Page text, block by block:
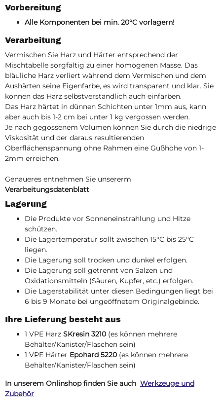
Vorbereitung
Alle Komponenten bei min. 20°C vorlagern!
Verarbeitung
Vermischen Sie Harz und Härter entsprechend der
Mischtabelle sorgfältig zu einer homogenen Masse. Das
bläuliche Harz verliert während dem Vermischen und dem
Aushärten seine Eigenfarbe, es wird transparent und klar. Sie
können das Harz selbstverständlich auch einfärben.
Das Harz härtet in dünnen Schichten unter 1mm aus, kann
aber auch bis 1-2 cm bei unter 1 kg vergossen werden.
Je nach gegossenem Volumen können Sie durch die niedrige
Viskosität und der daraus resultierenden
Oberflächenspannung ohne Rahmen eine Gußhöhe von 1-
2mm erreichen.
Genaueres entnehmen Sie unsererm
Verarbeitungsdatenblatt
Lagerung
Die Produkte vor Sonneneinstrahlung und Hitze
schützen.
Die Lagertemperatur sollt zwischen 15°C bis 25°C
liegen.
Die Lagerung soll trocken und dunkel erfolgen.
Die Lagerung soll getrennt von Salzen und
Oxidationsmitteln (Säuren, Kupfer, etc.) erfolgen.
Die Lagerstabilität unter diesen Bedingungen liegt bei
6 bis 9 Monate bei ungeöffnetem Originalgebinde.
Ihre Lieferung besteht aus
1 VPE Harz SKresin 3210 (es können mehrere
Behälter/Kanister/Flaschen sein)
1 VPE Härter Epohard 5220 (es können mehrere
Behälter/Kanister/Flaschen sein)
In unserem Onlinshop finden Sie auch Werkzeuge und
Zubehör